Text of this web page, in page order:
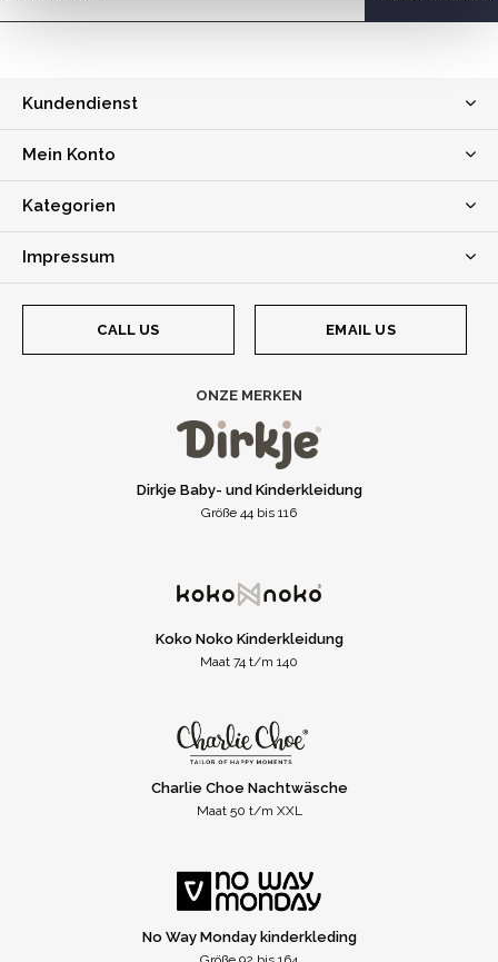
Kundendienst
Mein Konto
Kategorien
Impressum
CALL US EMAIL US
ONZE MERKEN
Dirkje Baby- und Kinderkleidung
Größe 44 bis 116
Koko Noko Kinderkleidung
Maat 74 t/m 140
Charlie Choe Nachtwäsche
Maat 50 t/m XXL
No Way Monday kinderkleding